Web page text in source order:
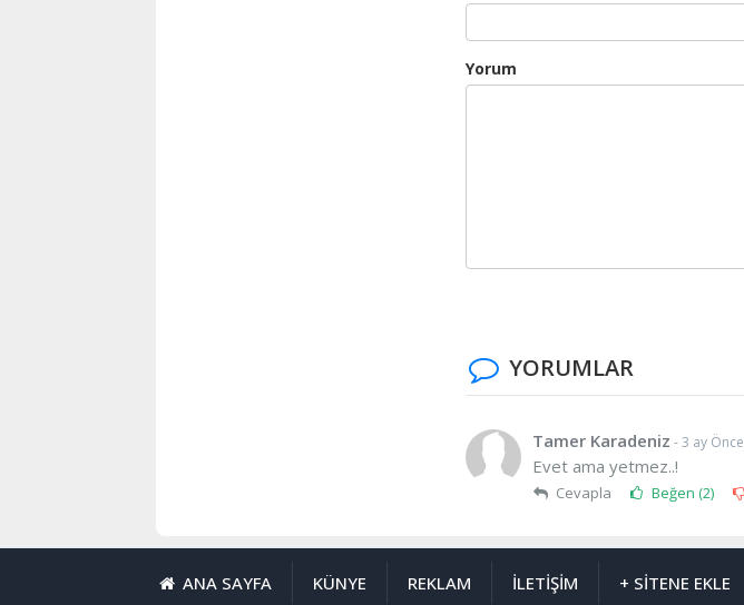
Yorum
YORUMLAR
Tamer Karadeniz - 3 ay Önce
Evet ama yetmez..!
Cevapla Beğen (2)
ANA SAYFA KÜNYE REKLAM İLETİŞİM + SİTENE EKLE